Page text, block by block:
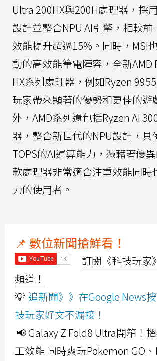
Ultra 200HX與200H處理器，採
設計並整合NPU AI引擎，相較
效能提升超過15%。同時，MSI
動的高效能筆電陣容，全新AMD
HX系列處理器，例如Ryzen
玩家帶來顯著的優勢和更佳的遊
外，AMD系列還包括Ryzen AI
器，整合新世代的NPU設計，具
TOPS的AI運算能力，憑藉著優
款處理器非常適合注重效能同時
力的使用者。
📌 數位新聞搶鮮看！
訂閱《科技玩家
頻道！
💡 追新聞》》在Google News
技玩家好文不漏接！
📢 Galaxy Z Fold8 Ultra開箱！
工效能 同時爽玩Pokemon GO